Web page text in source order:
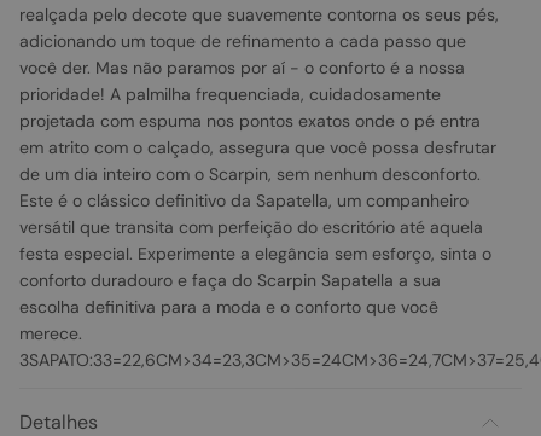
realçada pelo decote que suavemente contorna os seus pés,
adicionando um toque de refinamento a cada passo que
você der. Mas não paramos por aí - o conforto é a nossa
prioridade! A palmilha frequenciada, cuidadosamente
projetada com espuma nos pontos exatos onde o pé entra
em atrito com o calçado, assegura que você possa desfrutar
de um dia inteiro com o Scarpin, sem nenhum desconforto.
Este é o clássico definitivo da Sapatella, um companheiro
versátil que transita com perfeição do escritório até aquela
festa especial. Experimente a elegância sem esforço, sinta o
conforto duradouro e faça do Scarpin Sapatella a sua
escolha definitiva para a moda e o conforto que você
merece.
Detalhes